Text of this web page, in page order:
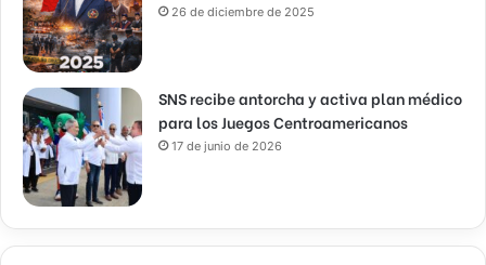
26 de diciembre de 2025
SNS recibe antorcha y activa plan médico
para los Juegos Centroamericanos
17 de junio de 2026